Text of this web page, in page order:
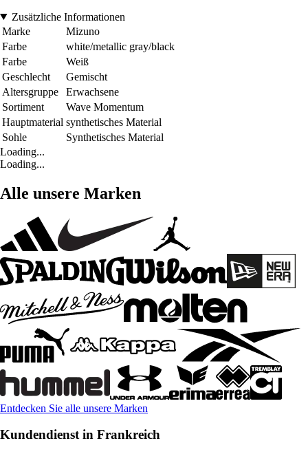
Zusätzliche Informationen
Marke
Mizuno
Farbe
white/metallic gray/black
Farbe
Weiß
Geschlecht
Gemischt
Altersgruppe
Erwachsene
Sortiment
Wave Momentum
Hauptmaterial synthetisches Material
Sohle
Synthetisches Material
Loading...
Loading...
Alle unsere Marken
Entdecken Sie alle unsere Marken
Kundendienst in Frankreich